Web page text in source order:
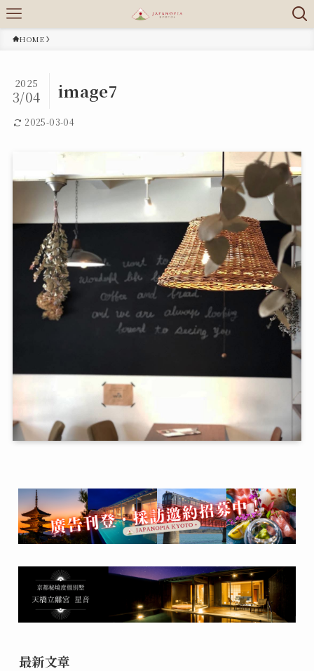
HOME
image7
2025
3/04
2025-03-04
最新文章